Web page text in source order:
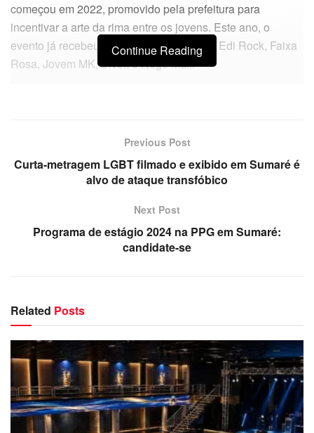
começou em 2022, promovido pela prefeitura para
incentivar a arte da rima entre os jovens. Este ano, o
evento já recebeu artistas como Spinardi, Edi Rock, Faixa
Rosa, Jovem MK, Bivolt e Nego Max.
Continue Reading
Previous Post
Curta-metragem LGBT filmado e exibido em Sumaré é
alvo de ataque transfóbico
Next Post
Programa de estágio 2024 na PPG em Sumaré:
candidate-se
Related Posts